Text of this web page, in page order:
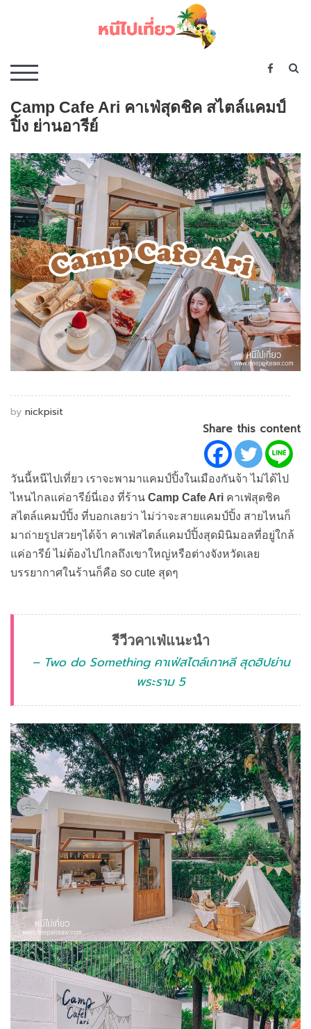
TOGGLE MOBILE MENU
Camp Cafe Ari คาเฟ่สุดชิค สไตล์แคมป์
ปิ้ง ย่านอารีย์
by nickpisit
Share this content
วันนี้หนีไปเที่ยว เราจะพามาแคมป์ปิ้งในเมืองกันจ้า ไม่ได้ไป
ไหนไกลแค่อารีย์นี่เอง ที่ร้าน Camp Cafe Ari คาเฟ่สุดชิค
สไตล์แคมป์ปิ้ง ที่บอกเลยว่า ไม่ว่าจะสายแคมป์ปิ้ง สายไหนก็
มาถ่ายรูปสวยๆได้จ้า คาเฟ่สไตล์แคมป์ปิ้งสุดมินิมอลที่อยู่ใกล้
แค่อารีย์ ไม่ต้องไปไกลถึงเขาใหญ่หรือต่างจังหวัดเลย
บรรยากาศในร้านก็คือ so cute สุดๆ
รีวีวคาเฟ่แนะนำ
– Two do Something คาเฟ่สไตล์เกาหลี สุดฮิปย่าน
พระราม 5